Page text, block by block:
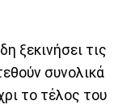
ξεκινήσει τις
συνολικά
το τέλος του